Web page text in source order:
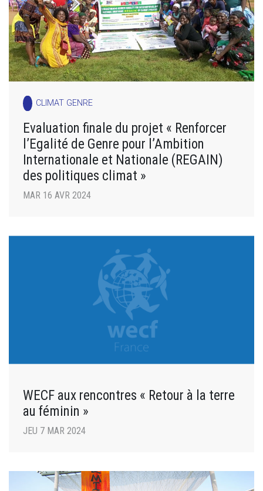
CLIMAT GENRE
Evaluation finale du projet « Renforcer
l’Egalité de Genre pour l’Ambition
Internationale et Nationale (REGAIN)
des politiques climat »
MAR 16 AVR 2024
WECF aux rencontres « Retour à la terre
au féminin »
JEU 7 MAR 2024